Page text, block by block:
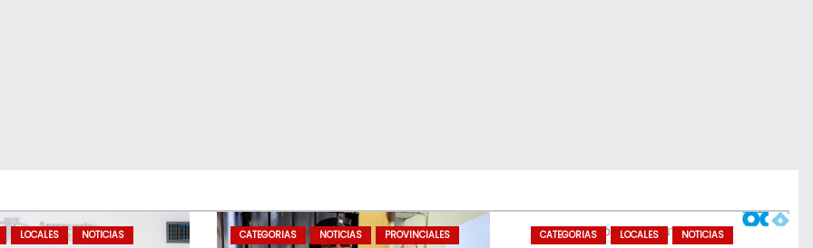
LOCALES NOTICIAS CATEGORIAS NOTICIAS PROVINCIALES CATEGORIAS LOCALES NOTICIAS